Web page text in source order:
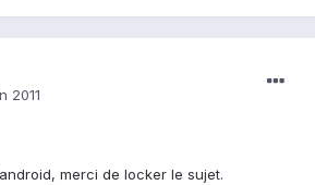
2011
merci de locker le sujet.